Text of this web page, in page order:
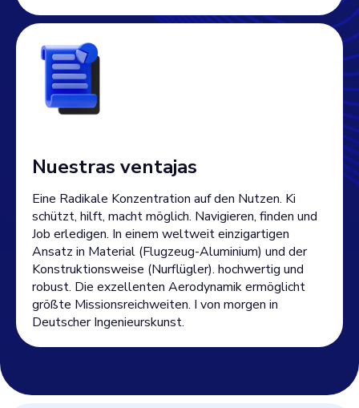
Nuestras ventajas
Eine Radikale Konzentration auf den Nutzen. Ki
schützt, hilft, macht möglich. Navigieren, finden und
Job erledigen. In einem weltweit einzigartigen
Ansatz in Material (Flugzeug-Aluminium) und der
Konstruktionsweise (Nurflügler). hochwertig und
robust. Die exzellenten Aerodynamik ermöglicht
größte Missionsreichweiten. I von morgen in
Deutscher Ingenieurskunst.